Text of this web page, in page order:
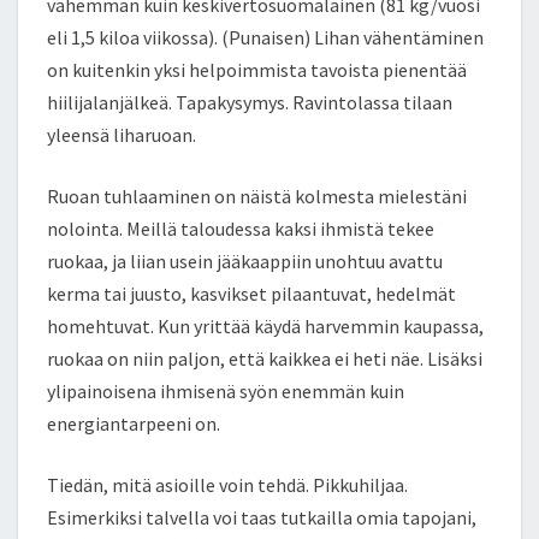
vähemmän kuin keskivertosuomalainen (81 kg/vuosi
eli 1,5 kiloa viikossa). (Punaisen) Lihan vähentäminen
on kuitenkin yksi helpoimmista tavoista pienentää
hiilijalanjälkeä. Tapakysymys. Ravintolassa tilaan
yleensä liharuoan.
Ruoan tuhlaaminen on näistä kolmesta mielestäni
nolointa. Meillä taloudessa kaksi ihmistä tekee
ruokaa, ja liian usein jääkaappiin unohtuu avattu
kerma tai juusto, kasvikset pilaantuvat, hedelmät
homehtuvat. Kun yrittää käydä harvemmin kaupassa,
ruokaa on niin paljon, että kaikkea ei heti näe. Lisäksi
ylipainoisena ihmisenä syön enemmän kuin
energiantarpeeni on.
Tiedän, mitä asioille voin tehdä. Pikkuhiljaa.
Esimerkiksi talvella voi taas tutkailla omia tapojani,